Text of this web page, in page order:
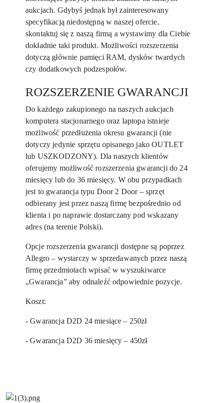
aukcjach. Gdybyś jednak był zainteresowany
specyfikacją niedostępną w naszej ofercie,
skontaktuj się z naszą firmą a wystawimy dla Ciebie
dokładnie taki produkt. Możliwości rozszerzenia
dotyczą głównie pamięci RAM, dysków twardych
czy dodatkowych podzespołów.
ROZSZERZENIE GWARANCJI
Do każdego zakupionego na naszych aukcjach
komputera stacjonarnego oraz laptopa istnieje
możliwość przedłużenia okresu gwarancji (nie
dotyczy jedynie sprzętu opisanego jako OUTLET
lub USZKODZONY). Dla naszych klientów
oferujemy możliwość rozszerzenia gwarancji do 24
miesięcy lub do 36 miesięcy. W obu przypadkach
jest to gwarancja typu Door 2 Door – sprzęt
odbierany jest przez naszą firmę bezpośrednio od
klienta i po naprawie dostarczany pod wskazany
adres (na terenie Polski).
Opcje rozszerzenia gwarancji dostępne są poprzez
Allegro – wystarczy w sprzedawanych przez naszą
firmę przedmiotach wpisać w wyszukiwarce
„Gwarancja” aby odnaleźć odpowiednie pozycje.
Koszt:
- Gwarancja D2D 24 miesiące – 250zł
- Gwarancja D2D 36 miesięcy – 450zł